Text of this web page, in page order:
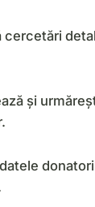
cercetări
și